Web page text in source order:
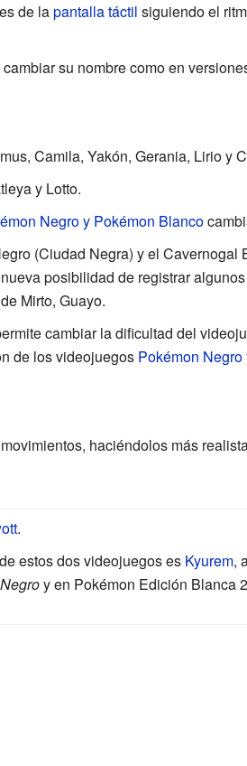
de lapantalla táctil siguiendo el
su nombre como en
Camila, Yakón, Gerania, Lirio y
y Lotto.
Negro y Pokémon Blanco
(Ciudad Negra) y el Cavernogal
posibilidad de registrar
Mirto, Guayo.
cambiar la dificultad del
de los videojuegos Pokémon
haciéndolos más
.
estos dos videojuegos es Kyurem,
y en Pokémon Edición Blanca